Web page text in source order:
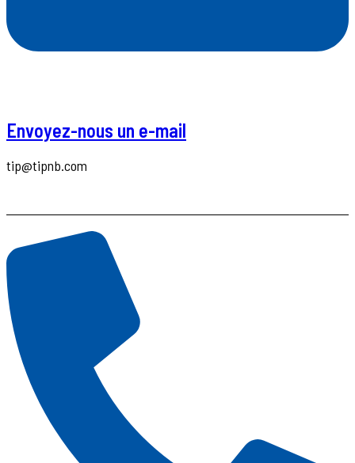
Envoyez-nous un e-mail
tip@tipnb.com